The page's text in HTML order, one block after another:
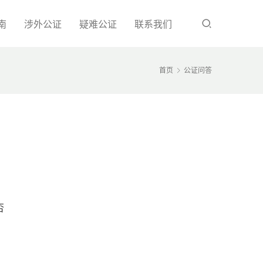
涉外公证 疑难公证 联系我们
首页 公证问答